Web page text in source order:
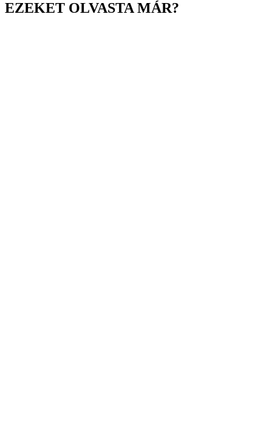
EZEKET OLVASTA MÁR?